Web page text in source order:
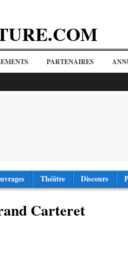
PARTENAIRES
Théâtre Discours
Carteret